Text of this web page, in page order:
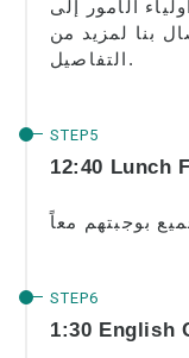
طلب
عملية التطبيق
عبر الإنترنت
إلى التسجيل
الإجباري
الأمور إلى
بنا لمزيد من
التفاصيل.
12:40 Lunch
1:30 English